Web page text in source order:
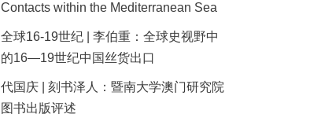
Contacts within the Mediterranean Sea
全球16-19世纪 | 李伯重：全球史视野中
的16—19世纪中国丝货出口
代国庆 | 刻书泽人：暨南大学澳门研究院
图书出版评述